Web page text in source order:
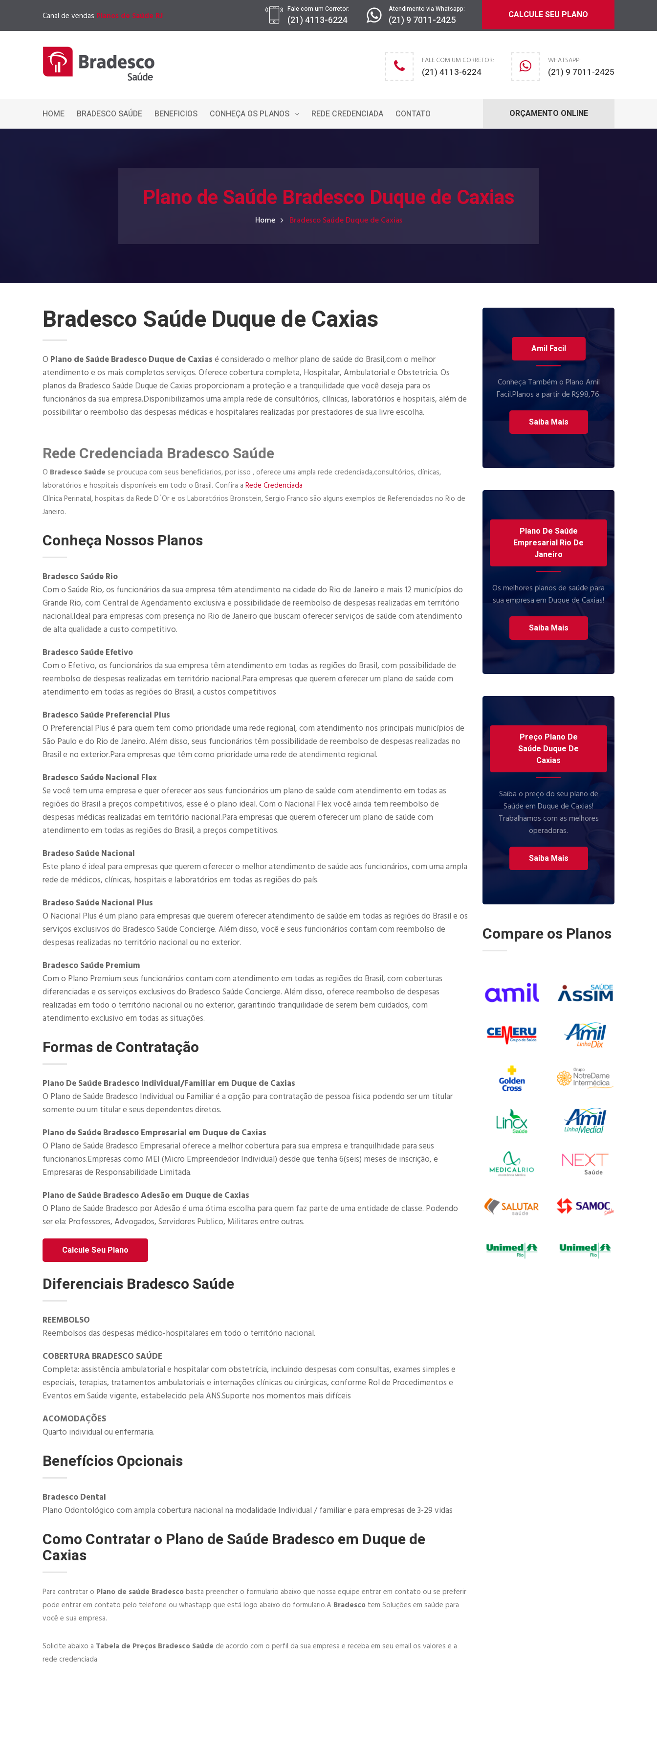
Canal de vendas Planos de Saúde RJ
Fale com um Corretor:
(21) 4113-6224
Atendimento via Whatsapp:
(21) 9 7011-2425 CALCULE SEU PLANO
FALE COM UM CORRETOR:
(21) 4113-6224
WHATSAPP:
(21) 9 7011-2425
HOME BRADESCO SAÚDE BENEFICIOS CONHEÇA OS PLANOS REDE CREDENCIADA CONTATO ORÇAMENTO ONLINE
Plano de Saúde Bradesco Duque de Caxias
Home Bradesco Saúde Duque de Caxias
Bradesco Saúde Duque de Caxias
O Plano de Saúde Bradesco Duque de Caxias é considerado o melhor plano de saúde do Brasil,com o melhor
atendimento e os mais completos serviços. Oferece cobertura completa, Hospitalar, Ambulatorial e Obstetricia. Os
planos da Bradesco Saúde Duque de Caxias proporcionam a proteção e a tranquilidade que você deseja para os
funcionários da sua empresa.Disponibilizamos uma ampla rede de consultórios, clínicas, laboratórios e hospitais, além de
possibilitar o reembolso das despesas médicas e hospitalares realizadas por prestadores de sua livre escolha.
Rede Credenciada Bradesco Saúde
O Bradesco Saúde se proucupa com seus beneficiarios, por isso , oferece uma ampla rede credenciada,consultórios, clínicas,
laboratórios e hospitais disponíveis em todo o Brasil. Confira a Rede Credenciada
Clínica Perinatal, hospitais da Rede D´Or e os Laboratórios Bronstein, Sergio Franco são alguns exemplos de Referenciados no Rio de
Janeiro.
Conheça Nossos Planos
Bradesco Saúde Rio
Com o Saúde Rio, os funcionários da sua empresa têm atendimento na cidade do Rio de Janeiro e mais 12 municípios do
Grande Rio, com Central de Agendamento exclusiva e possibilidade de reembolso de despesas realizadas em território
nacional.Ideal para empresas com presença no Rio de Janeiro que buscam oferecer serviços de saúde com atendimento
de alta qualidade a custo competitivo.
Bradesco Saúde Efetivo
Com o Efetivo, os funcionários da sua empresa têm atendimento em todas as regiões do Brasil, com possibilidade de
reembolso de despesas realizadas em território nacional.Para empresas que querem oferecer um plano de saúde com
atendimento em todas as regiões do Brasil, a custos competitivos​
Bradesco Saúde Preferencial Plus
O Preferencial Plus é para quem tem como prioridade uma rede regional, com atendimento nos principais municípios de
São Paulo e do Rio de Janeiro. Além disso, seus funcionários têm possibilidade de reembolso de despesas realizadas no
Brasil e no exterior.Para empresas que têm como prioridade uma rede de atendimento regional.​
Bradesco Saúde Nacional Flex
Se você tem uma empresa e quer oferecer aos seus funcionários um plano de saúde com atendimento em todas as
regiões do Brasil a preços competitivos, esse é o plano ideal. Com o Nacional Flex você ainda tem reembolso de
despesas médicas realizadas em território nacional.Para empresas que querem oferecer um plano de saúde com
atendimento em todas as regiões do Brasil, a preços competitivos.​
Bradeso Saúde Nacional
Este plano é ideal para empresas que querem oferecer o melhor atendimento de saúde aos funcionários, com uma ampla
rede de médicos, clínicas, hospitais e laboratórios em todas as regiões do país.
Bradeso Saúde Nacional Plus
O Nacional Plus é um plano para empresas que querem oferecer atendimento de saúde em todas as regiões do Brasil e os
serviços exclusivos do Bradesco Saúde Concierge. Além disso, você e seus funcionários contam com reembolso de
despesas realizadas no território nacional ou no exterior.
​​Bradesco Saúde Premium
Com o Plano Premium seus funcionários contam com atendimento em todas as regiões do Brasil, com coberturas
diferenciadas e os serviços exclusivos do Bradesco Saúde Concierge. Além disso, oferece reembolso de despesas
realizadas em todo o território nacional ou no exterior, garantindo tranquilidade de serem bem cuidados, com
atendimento exclusivo em todas as situações.
Formas de Contratação
Plano De Saúde Bradesco Individual/Familiar em Duque de Caxias
O Plano de Saúde Bradesco Individual ou Familiar é a opção para contratação de pessoa fisica podendo ser um titular
somente ou um titular e seus dependentes diretos.
Plano de Saúde Bradesco Empresarial em Duque de Caxias
O Plano de Saúde Bradesco Empresarial​ oferece a melhor cobertura para sua empresa e tranquilhidade para seus
funcionarios.Empresas como MEI (Micro Empreendedor Individual) desde que tenha 6(seis) meses de inscrição, e
Empresaras de Responsabilidade Limitada.​
Plano de Saúde Bradesco Adesão em Duque de Caxias
O Plano de Saúde Bradesco por Adesão é uma ótima escolha para quem faz parte de uma entidade de classe. Podendo
ser ela: Professores, Advogados, Servidores Publico, Militares entre outras.
Calcule Seu Plano
Diferenciais Bradesco Saúde
REEMBOLSO
Reembolsos das despesas médico‐hospitalares em todo o território nacional.
COBERTURA BRADESCO SAÚDE
Completa: assistência ambulatorial e hospitalar com obstetrícia, incluindo despesas com consultas, exames simples e
especiais, terapias, tratamentos ambulatoriais e internações clínicas ou cirúrgicas, conforme Rol de Procedimentos e
Eventos em Saúde vigente, estabelecido pela ANS.Suporte nos momentos mais difíceis​
ACOMODAÇÕES
Quarto individual ou enfermaria.
Benefícios Opcionais
​Bradesco Dental
Plano Odontológico com ampla cobertura nacional na modalidade Individual / familiar e para empresas de 3-29 vidas
Como Contratar o Plano de Saúde Bradesco em Duque de
Caxias
Para contratar o Plano de saúde Bradescobasta preencher o formulario abaixo que nossa equipe entrar em contato ou se preferir
pode entrar em contato pelo telefone ou whastapp que está logo abaixo do formulario.A Bradesco tem Soluções em saúde para
você e sua empresa.
Solicite abaixo a Tabela de Preços Bradesco Saúde de acordo com o perfil da sua empresa e receba em seu email os valores e a
rede credenciada
Amil Facil
Conheça Também o Plano Amil
Facil.Planos a partir de R$98,76.
Saiba Mais
Plano De Saúde
Empresarial Rio De
Janeiro
Os melhores planos de saúde para
sua empresa em Duque de Caxias!
Saiba Mais
Preço Plano De
Saúde Duque De
Caxias
Saiba o preço do seu plano de
Saúde em Duque de Caxias!
Trabalhamos com as melhores
operadoras.
Saiba Mais
Compare os Planos